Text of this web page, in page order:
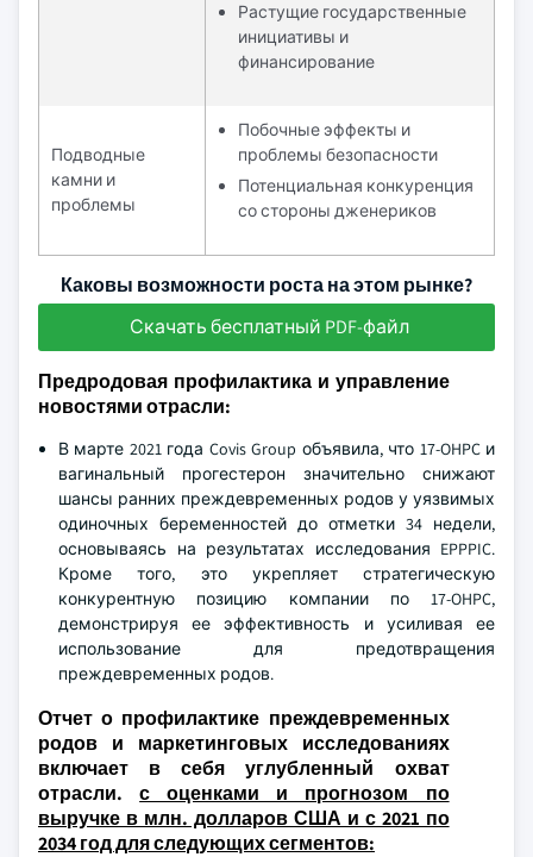
Растущие государственные
инициативы и
финансирование
Подводные
камни и
проблемы
Побочные эффекты и
проблемы безопасности
Потенциальная конкуренция
со стороны дженериков
Каковы возможности роста на этом рынке?
Скачать бесплатный PDF-файл
Предродовая профилактика и управление
новостями отрасли:
В марте 2021 года Covis Group объявила, что 17-OHPC и
вагинальный прогестерон значительно снижают
шансы ранних преждевременных родов у уязвимых
одиночных беременностей до отметки 34 недели,
основываясь на результатах исследования EPPPIC.
Кроме того, это укрепляет стратегическую
конкурентную позицию компании по 17-OHPC,
демонстрируя ее эффективность и усиливая ее
использование для предотвращения
преждевременных родов.
Отчет о профилактике преждевременных
родов и маркетинговых исследованиях
включает в себя углубленный охват
отрасли.с оценками и прогнозом по
выручке в млн. долларов США и с 2021 по
2034 год для следующих сегментов: